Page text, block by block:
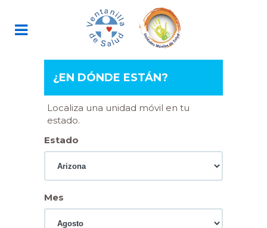
¿EN DÓNDE ESTÁN?
Localiza una unidad móvil en tu
estado.
Estado
Mes